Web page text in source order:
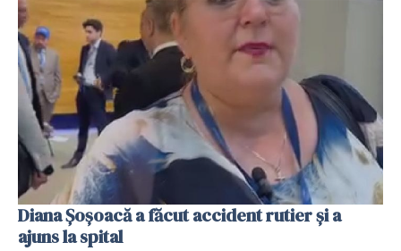
Diana Șoșoacă a făcut accident rutier și a
ajuns la spital